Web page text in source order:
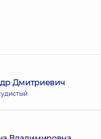
Дмитриевич